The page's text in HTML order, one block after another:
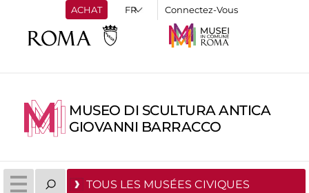
ACHAT Connectez-Vous
MUSEO DI SCULTURA ANTICA
GIOVANNI BARRACCO
TOUS LES MUSÉES CIVIQUES